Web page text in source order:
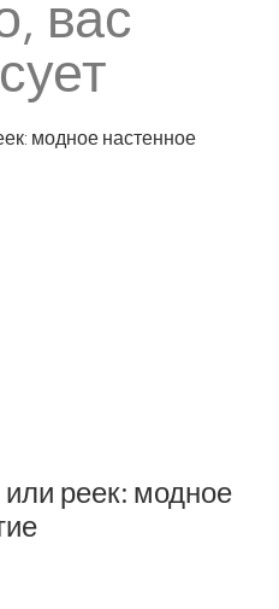
вас
реек: модное